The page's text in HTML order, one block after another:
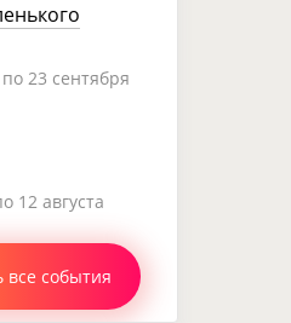
по 23 сентября
12 августа
все события